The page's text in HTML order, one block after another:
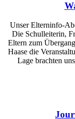
Unser Elterninfo-
Die Schulleiterin,
Eltern zum
Haase die
Lage brachten